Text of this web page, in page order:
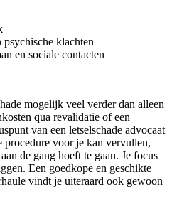
klachten
en sociale contacten
mogelijk veel verder dan alleen
qua revalidatie of een
van een letselschade advocaat
procedure voor je kan vervullen,
de gang hoeft te gaan. Je focus
Een goedkope en geschikte
vindt je uiteraard ook gewoon